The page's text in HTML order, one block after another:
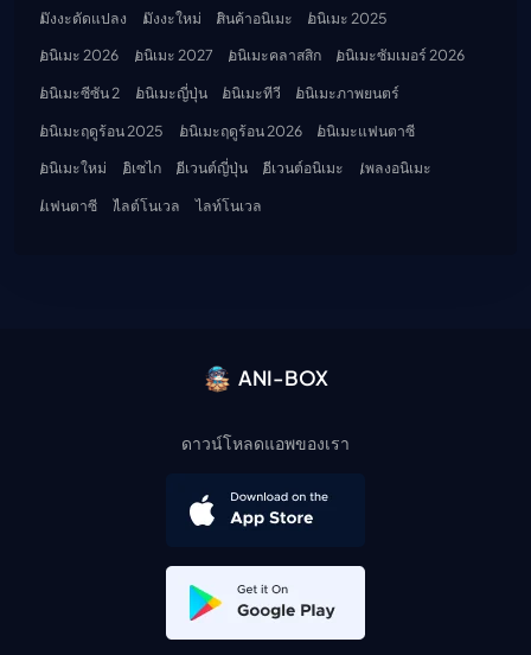
มังงะดัดแปลง
มังงะใหม่ สินค้าอนิเมะ
อนิเมะ 2025
อนิเมะ 2026
อนิเมะ 2027 อนิเมะคลาสสิก
อนิเมะซัมเมอร์ 2026
อนิเมะซีซัน 2
อนิเมะญี่ปุ่น อนิเมะทีวี
อนิเมะภาพยนตร์
อนิเมะฤดูร้อน 2025
อนิเมะฤดูร้อน 2026
อนิเมะแฟนตาซี
อนิเมะใหม่
อิเซไก อีเวนต์ญี่ปุ่น อีเวนต์อนิเมะ
เพลงอนิเมะ
แฟนตาซี
ไลต์โนเวล ไลท์โนเวล
ANI-BOX
ดาวน์โหลดแอพของเรา